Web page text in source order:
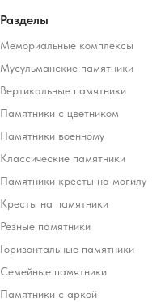
Разделы
Мемориальные комплексы
Мусульманские памятники
Вертикальные памятники
Памятники с цветником
Памятники военному
Классические памятники
Памятники кресты на могилу
Кресты на памятники
Резные памятники
Горизонтальные памятники
Семейные памятники
Памятники с аркой